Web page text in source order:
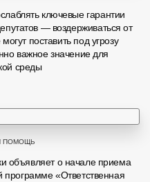
ключевые гарантии
— воздерживаться от
поставить под угрозу
важное значение для
среды
ПОМОЩЬ
объявляет о начале приема
программе «Ответственная